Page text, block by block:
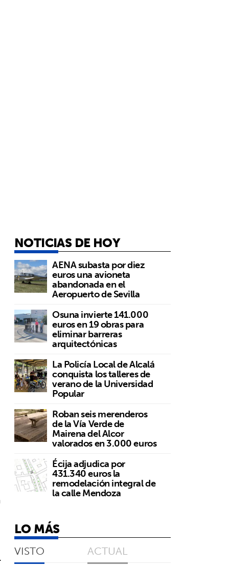
NOTICIAS DE HOY
AENA subasta por diez
euros una avioneta
abandonada en el
Aeropuerto de Sevilla
Osuna invierte 141.000
euros en 19 obras para
eliminar barreras
arquitectónicas
La Policía Local de Alcalá
conquista los talleres de
verano de la Universidad
Popular
Roban seis merenderos
de la Vía Verde de
Mairena del Alcor
valorados en 3.000 euros
Écija adjudica por
431.340 euros la
remodelación integral de
la calle Mendoza
LO MÁS
VISTO ACTUAL